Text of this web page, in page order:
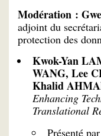
Modération :
adjoint du
protection des
Kwok-Yan
WANG, Lee
Khalid
Enhancing
Translational
Présenté